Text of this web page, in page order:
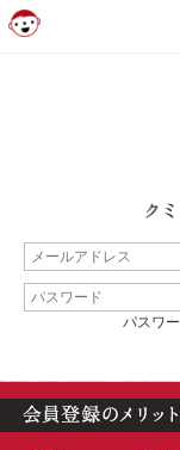
パスワ